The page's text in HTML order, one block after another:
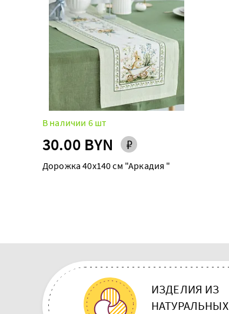
В наличии 6 шт
30.00 BYN
Дорожка 40х140 см "Аркадия "
ИЗДЕЛИЯ ИЗ
НАТУРАЛЬНЫХ